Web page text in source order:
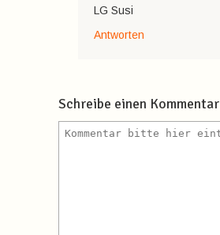
LG Susi
Antworten
Schreibe einen Kommentar